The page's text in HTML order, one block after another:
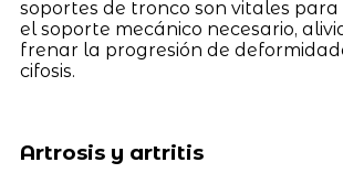
soportes de tronco son vitales
el soporte mecánico necesario,
frenar la progresión de
cifosis.
Artrosis y artritis